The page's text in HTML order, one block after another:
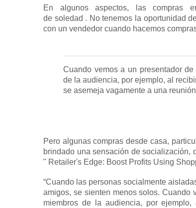
En algunos aspectos, las compras
de soledad . No tenemos la oportunidad
con un vendedor cuando hacemos
Cuando vemos a un presentador
de la audiencia, por ejemplo, al
se asemeja vagamente a una
Pero algunas compras desde casa,
brindado una sensación de socialización,
" Retailer's Edge: Boost Profits Using
“Cuando las personas socialmente
amigos, se sienten menos solos.Cuando
miembros de la audiencia, por